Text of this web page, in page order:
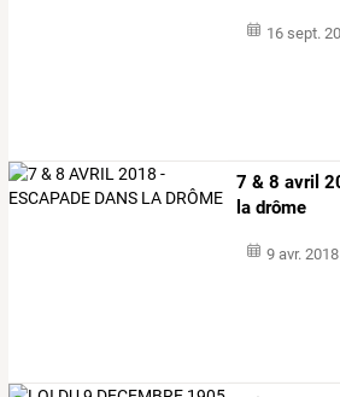
16 sept.
7 & 8 avril
la drôme
9 avr. 2018